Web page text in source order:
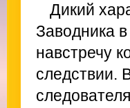
Дикий
Заводника
навстречу
следствии.